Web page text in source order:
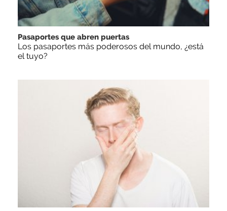
Pasaportes que abren puertas
Los pasaportes más poderosos del mundo, ¿está
el tuyo?